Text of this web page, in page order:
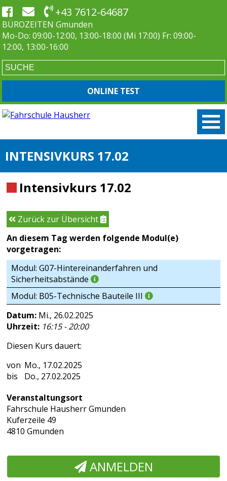
+43 7612-64687
BÜROZEITEN Gmunden
Mo-Do: 09:00-12:00, 13:00-18:00 (Mi 17:00) Fr: 09:00-
12:00, 13:00-16:00
ONLINE TEST
INTENSIVKURS 17.02
Intensivkurs 17.02
Zurück zur Übersicht
An diesem Tag werden folgende Modul(e)
vorgetragen:
Modul: G07-Hintereinanderfahren und
Sicherheitsabstände
Modul: B05-Technische Bauteile III
Datum: Mi., 26.02.2025
Uhrzeit: 16:15 - 20:00
Diesen Kurs dauert:
Mo., 17.02.2025
Do., 27.02.2025
Veranstaltungsort
Fahrschule Hausherr Gmunden
Kuferzeile 49
4810 Gmunden
ANMELDEN